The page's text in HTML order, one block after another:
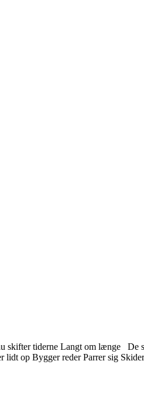
tiderne Langt om længe De
op Bygger reder Parrer sig